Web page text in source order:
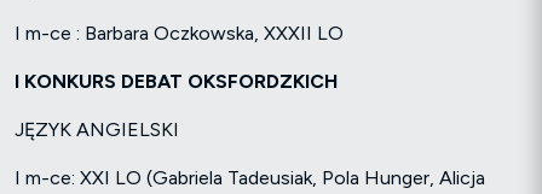
I m-ce : Barbara Oczkowska, XXXII LO
I KONKURS DEBAT OKSFORDZKICH
JĘZYK ANGIELSKI
I m-ce: XXI LO (Gabriela Tadeusiak, Pola Hunger, Alicja